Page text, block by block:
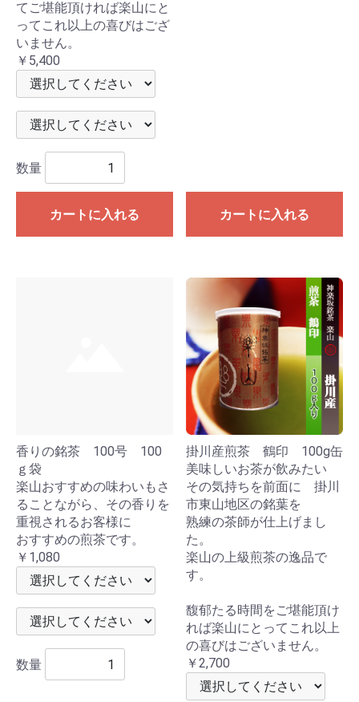
てご堪能頂ければ楽山にと
ってこれ以上の喜びはござ
いません。
￥5,400
数量
カートに入れる カートに入れる
香りの銘茶 100号 100
ｇ袋
楽山おすすめの味わいもさ
ることながら、その香りを
重視されるお客様に
おすすめの煎茶です。
￥1,080
数量
掛川産煎茶 鶴印 100g缶
美味しいお茶が飲みたい
その気持ちを前面に 掛川
市東山地区の銘葉を
熟練の茶師が仕上げまし
た。
楽山の上級煎茶の逸品で
す。
馥郁たる時間をご堪能頂け
れば楽山にとってこれ以上
の喜びはございません。
￥2,700